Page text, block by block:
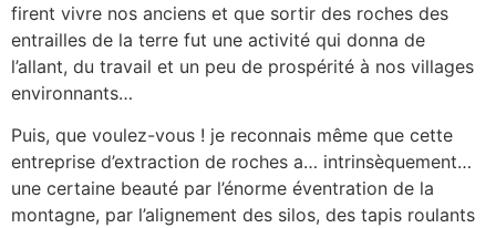
firent vivre nos anciens et que sortir des roches des
entrailles de la terre fut une activité qui donna de
l’allant, du travail et un peu de prospérité à nos villages
environnants…
Puis, que voulez-vous ! je reconnais même que cette
entreprise d’extraction de roches a… intrinsèquement…
une certaine beauté par l’énorme éventration de la
montagne, par l’alignement des silos, des tapis roulants